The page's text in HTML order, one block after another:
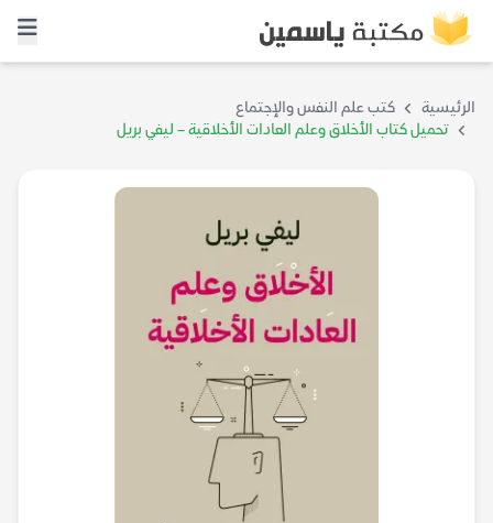
الرئيسية
كتب علم النفس والإجتماع
تحميل كتاب الأخلاق وعلم العادات الأخلاقية – ليفي بريل